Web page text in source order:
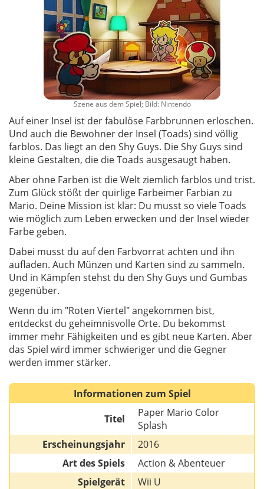
Szene aus dem Spiel; Bild: Nintendo
Auf einer Insel ist der fabulöse Farbbrunnen erloschen.
Und auch die Bewohner der Insel (Toads) sind völlig
farblos. Das liegt an den Shy Guys. Die Shy Guys sind
kleine Gestalten, die die Toads ausgesaugt haben.
Aber ohne Farben ist die Welt ziemlich farblos und trist.
Zum Glück stößt der quirlige Farbeimer Farbian zu
Mario. Deine Mission ist klar: Du musst so viele Toads
wie möglich zum Leben erwecken und der Insel wieder
Farbe geben.
Dabei musst du auf den Farbvorrat achten und ihn
aufladen. Auch Münzen und Karten sind zu sammeln.
Und in Kämpfen stehst du den Shy Guys und Gumbas
gegenüber.
Wenn du im "Roten Viertel" angekommen bist,
entdeckst du geheimnisvolle Orte. Du bekommst
immer mehr Fähigkeiten und es gibt neue Karten. Aber
das Spiel wird immer schwieriger und die Gegner
werden immer stärker.
Informationen zum Spiel
Titel
Paper Mario Color
Splash
Erscheinungsjahr
2016
Art des Spiels
Action & Abenteuer
Spielgerät
Wii U